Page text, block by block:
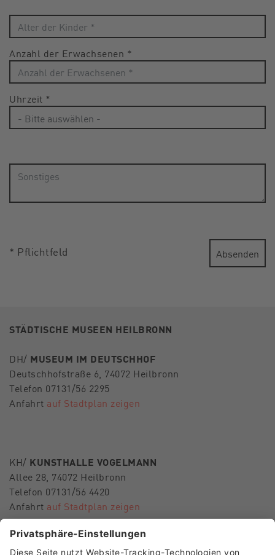
Anzahl der Erwachsenen *
Uhrzeit *
* Pflichtfeld Absenden
STÄDTISCHE MUSEEN HEILBRONN
DH/ MUSEUM IM DEUTSCHHOF
Deutschhofstraße 6, 74072 Heilbronn
Telefon 07131/56 2295
Anfahrt auf Stadtplan zeigen
KH/ KUNSTHALLE VOGELMANN
Allee 28, 74072 Heilbronn
Telefon 07131/56 4420
Anfahrt auf Stadtplan zeigen
E-Mailmuseen-hn@heilbronn.de